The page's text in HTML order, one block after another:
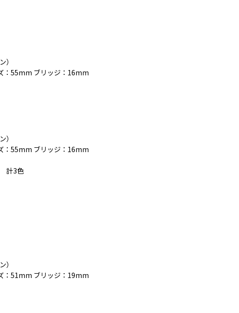
：55mm ブリッジ：16mm
：55mm ブリッジ：16mm
計3色
：51mm ブリッジ：19mm